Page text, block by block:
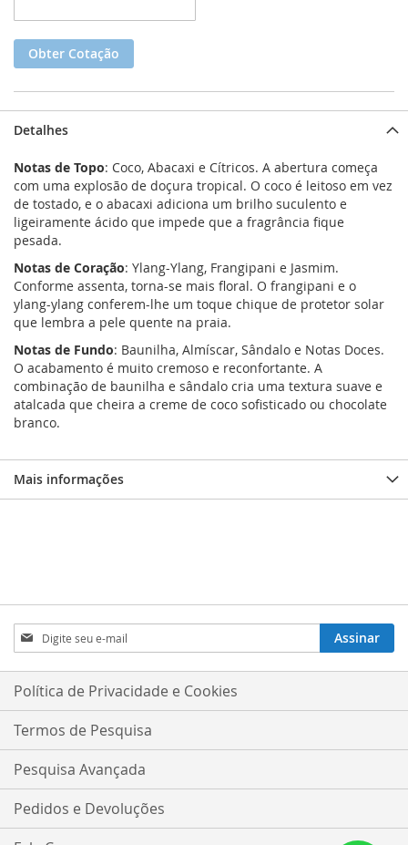
Obter Cotação
Detalhes
Notas de Topo: Coco, Abacaxi e Cítricos. A abertura começa
com uma explosão de doçura tropical. O coco é leitoso em vez
de tostado, e o abacaxi adiciona um brilho suculento e
ligeiramente ácido que impede que a fragrância fique
pesada.
Notas de Coração: Ylang-Ylang, Frangipani e Jasmim.
Conforme assenta, torna-se mais floral. O frangipani e o
ylang-ylang conferem-lhe um toque chique de protetor solar
que lembra a pele quente na praia.
Notas de Fundo: Baunilha, Almíscar, Sândalo e Notas Doces.
O acabamento é muito cremoso e reconfortante. A
combinação de baunilha e sândalo cria uma textura suave e
atalcada que cheira a creme de coco sofisticado ou chocolate
branco.
Mais informações
Inscreva-
se
na
nossa
Assinar
Política de Privacidade e Cookies
Termos de Pesquisa
Pesquisa Avançada
Pedidos e Devoluções